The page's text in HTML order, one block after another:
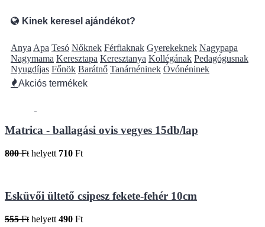
Kinek keresel ajándékot?
Anya Apa Tesó Nőknek Férfiaknak Gyerekeknek Nagypapa
Nagymama Keresztapa Keresztanya Kollégának Pedagógusnak
Nyugdíjas Főnök Barátnő Tanárnéninek Óvónéninek
Akciós termékek
Matrica - ballagási ovis vegyes 15db/lap
800 Ft helyett 710 Ft
Esküvői ültető csipesz fekete-fehér 10cm
555 Ft helyett 490 Ft